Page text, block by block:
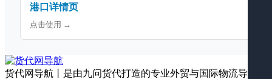
港口详情页
点击使用 →
货代网导航丨是由九问货代打造的专业外贸与国际物流导航平